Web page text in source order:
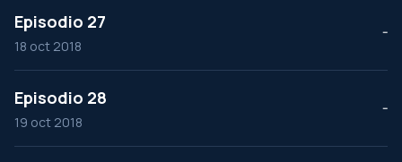
Episodio 27
18 oct 2018
--
Episodio 28
19 oct 2018
--